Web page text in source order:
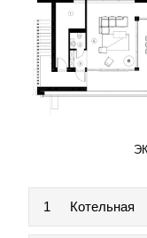
1 Котельная